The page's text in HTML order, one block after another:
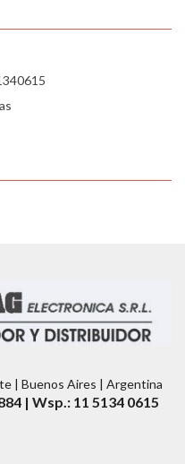
| Buenos Aires | Argentina
| Wsp.: 11 5134 0615